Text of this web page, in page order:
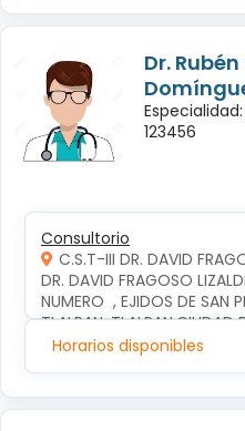
Dr.
123456
Consultorio
C.S.T-III DR. DAVID
DR. DAVID FRAGOSO
NUMERO  , EJIDOS DE SAN
TLALPAN, TLALPAN,CIUDAD
Horarios disponibles